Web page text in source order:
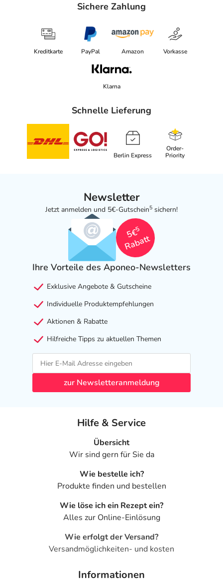
Sichere Zahlung
Kreditkarte PayPal Amazon Vorkasse
Klarna
Schnelle Lieferung
Berlin Express
Order-
Priority
Newsletter
Jetzt anmelden und 5€-Gutschein5 sichern!
5€
5
Rabatt
Ihre Vorteile des Aponeo-Newsletters
Exklusive Angebote & Gutscheine
Individuelle Produktempfehlungen
Aktionen & Rabatte
Hilfreiche Tipps zu aktuellen Themen
zur Newsletteranmeldung
Hilfe & Service
Übersicht
Wir sind gern für Sie da
Wie bestelle ich?
Produkte finden und bestellen
Wie löse ich ein Rezept ein?
Alles zur Online-Einlösung
Wie erfolgt der Versand?
Versandmöglichkeiten- und kosten
Informationen